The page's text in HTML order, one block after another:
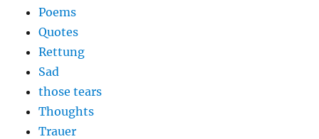
Poems
Quotes
Rettung
Sad
those tears
Thoughts
Trauer